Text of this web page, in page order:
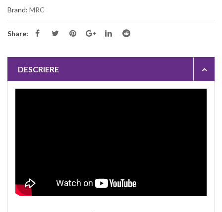
Brand: MRC
Share:
DESCRIERE